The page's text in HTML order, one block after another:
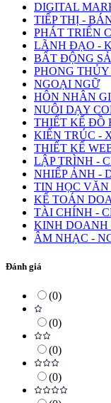
DIGITAL
TIẾP THỊ -
PHÁT TRIỂN
LÃNH ĐẠO -
BẤT ĐỘNG
PHONG
NGOẠI NGỮ
HÔN NHÂN
NUÔI DẠY
THIẾT KẾ ĐỒ
KIẾN TRÚC -
THIẾT KẾ
LẬP TRÌNH -
NHIẾP ẢNH -
TIN HỌC VĂN
KẾ TOÁN
TÀI CHÍNH -
KINH DOANH
ÂM NHẠC -
Đánh giá
(0)
(0)
(0)
(0)